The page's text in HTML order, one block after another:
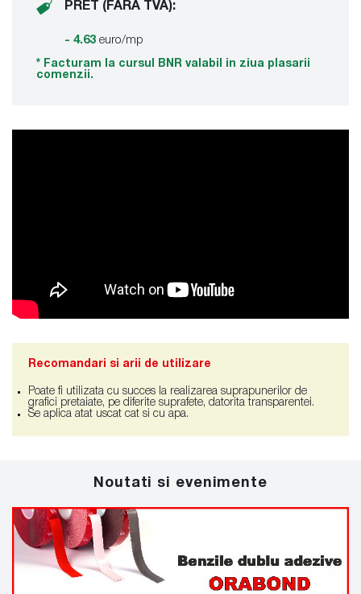
PRET (FARA TVA):
- 4.63 euro/mp
* Facturam la cursul BNR valabil in ziua plasarii
comenzii.
Recomandari si arii de utilizare
Poate fi utilizata cu succes la realizarea suprapunerilor de
grafici pretaiate, pe diferite suprafete, datorita transparentei.
Se aplica atat uscat cat si cu apa.
Noutati si evenimente